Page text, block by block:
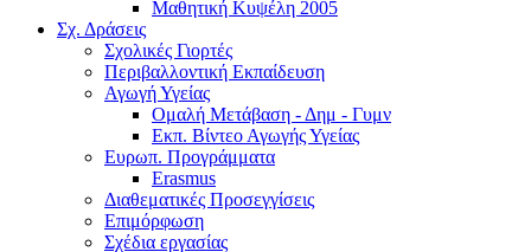
Μαθητική Κυψέλη 2005
Σχ. Δράσεις
Σχολικές Γιορτές
Περιβαλλοντική Εκπαίδευση
Αγωγή Υγείας
Ομαλή Μετάβαση - Δημ - Γυμν
Εκπ. Βίντεο Αγωγής Υγείας
Ευρωπ. Προγράμματα
Erasmus
Διαθεματικές Προσεγγίσεις
Επιμόρφωση
Σχέδια εργασίας